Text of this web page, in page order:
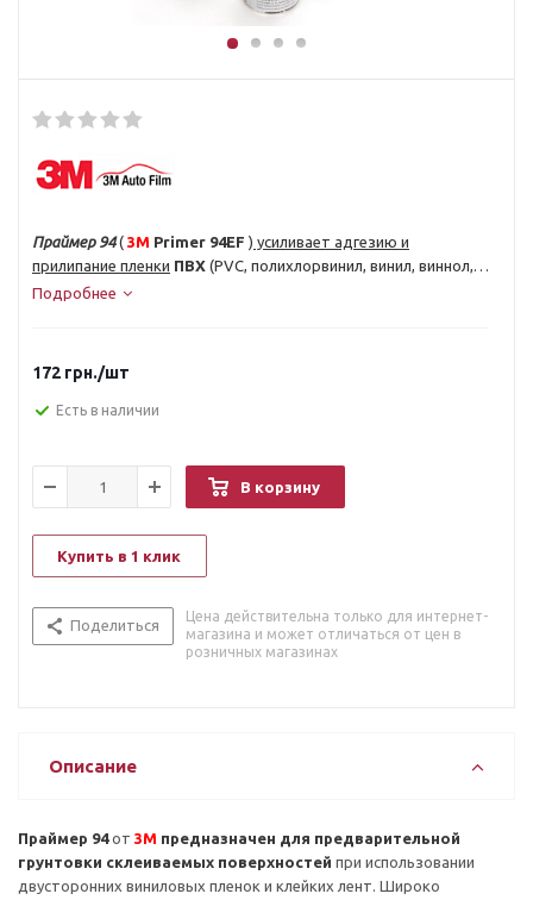
Праймер 94( 3M Primer 94EF ) усиливает адгезию и
прилипание пленки ПВХ (PVC, полихлорвинил, винил, виннол,
ниппеон и др.) к поверхности оклеиваемого материала.
и поверхности, стекло, дерево, полипропилен, полиэтилен,
сочетание PET/PBT. Часто применяется при оклейке
пленкой. Наносится на очищенную и обезжиренную
поверхность.
Подробнее
172 грн./шт
Есть в наличии
В корзину
Купить в 1 клик
Поделиться
Цена действительна только для интернет-
магазина и может отличаться от цен в
розничных магазинах
Описание
Праймер 94от 3M предназначен для предварительной
грунтовки склеиваемых поверхностей при использовании
двусторонних виниловых пленок и клейких лент. Широко